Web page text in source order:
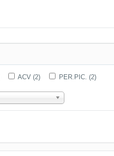
ACV (2) PER.PIC. (2)